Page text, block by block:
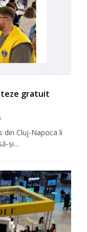
gratuit
din Cluj-Napoca îi
şi…